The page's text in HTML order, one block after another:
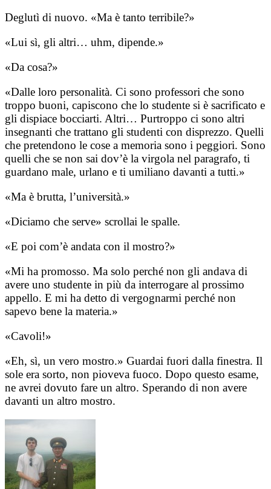
Deglutì di nuovo. «Ma è tanto terribile?»
«Lui sì, gli altri… uhm, dipende.»
«Da cosa?»
«Dalle loro personalità. Ci sono professori che sono
troppo buoni, capiscono che lo studente si è sacrificato e
gli dispiace bocciarti. Altri… Purtroppo ci sono altri
insegnanti che trattano gli studenti con disprezzo. Quelli
che pretendono le cose a memoria sono i peggiori. Sono
quelli che se non sai dov’è la virgola nel paragrafo, ti
guardano male, urlano e ti umiliano davanti a tutti.»
«Ma è brutta, l’università.»
«Diciamo che serve» scrollai le spalle.
«E poi com’è andata con il mostro?»
«Mi ha promosso. Ma solo perché non gli andava di
avere uno studente in più da interrogare al prossimo
appello. E mi ha detto di vergognarmi perché non
sapevo bene la materia.»
«Cavoli!»
«Eh, sì, un vero mostro.» Guardai fuori dalla finestra. Il
sole era sorto, non pioveva fuoco. Dopo questo esame,
ne avrei dovuto fare un altro. Sperando di non avere
davanti un altro mostro.